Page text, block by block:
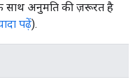
साथ अनुमति की ज़रूरत है
पढ़ें).